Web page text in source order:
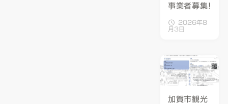
事業者募集！
2026年8
月3日
加賀市観光